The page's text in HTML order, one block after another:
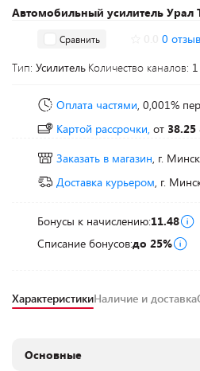
Автомобильный усилитель Урал
Сравнить 0
Тип: Усилитель Количество каналов: 1
Оплата частями, 0,001%
Картой рассрочки, от 38.25
Заказать в магазин, г. Минск
Доставка курьером, г.
Бонусы к начислению:11.48
Списание бонусов:до 25%
ХарактеристикиНаличие и доставка
Основные